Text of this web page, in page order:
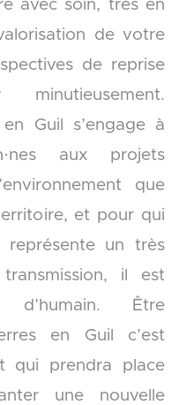
avec soin, très en
de votre
de reprise
Guil s’engage à
aux projets
que
et pour qui
représente un très
il est
d’humain. Être
en Guil c’est
qui prendra place
une nouvelle